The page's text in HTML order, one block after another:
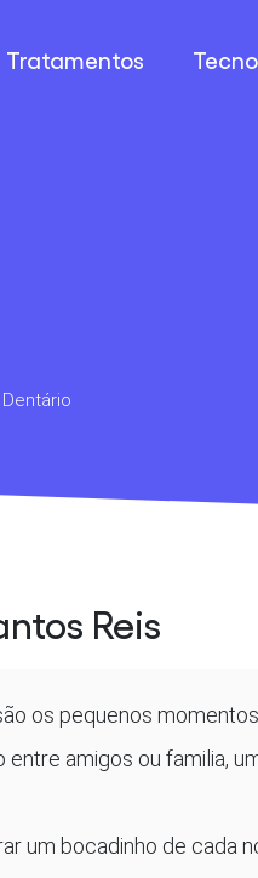
Tratamentos
Reis
os pequenos
amigos ou familia,
um bocadinho de cada